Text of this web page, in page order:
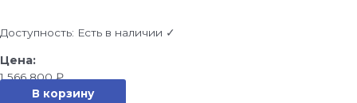
Доступность: Есть в наличии ✓
1 566 800₽
В корзину